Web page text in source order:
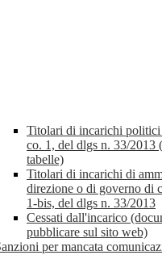
Titolari di incarichi
co. 1, del dlgs n. 33/2013
tabelle)
Titolari di incarichi di
direzione o di governo di
1-bis, del dlgs n. 33/2013
Cessati dall'incarico
pubblicare sul sito web)
per mancata